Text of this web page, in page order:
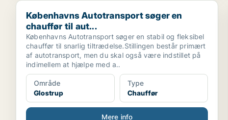
Københavns Autotransport søger en chauffør til aut...
Københavns Autotransport søger en
chauffør til aut...
Københavns Autotransport søger en stabil og fleksibel
chauffør til snarlig tiltrædelse.Stillingen består primært
af autotransport, men du skal også være indstillet på
indimellem at hjælpe med a..
Område
Glostrup
Type
Chauffør
Mere info